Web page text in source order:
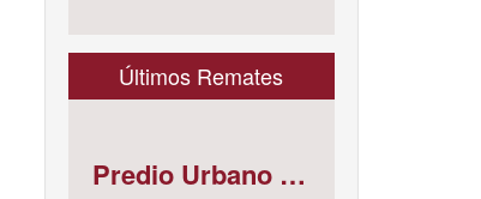
Últimos Remates
Predio Urbano Jirón LIBERTAD Mz. 5-H, Lote 23, TAMBOPATA - TAMBOPATA - MADRE DE DIOS ; cuyo dominio corre inscrito en la partida electrónica N° 07001561 del registro de propiedad inmueble de la ZONA REGISTRAL N° X, SEDE CUSCO, OFICINA REGISTRAL MADRE DE D